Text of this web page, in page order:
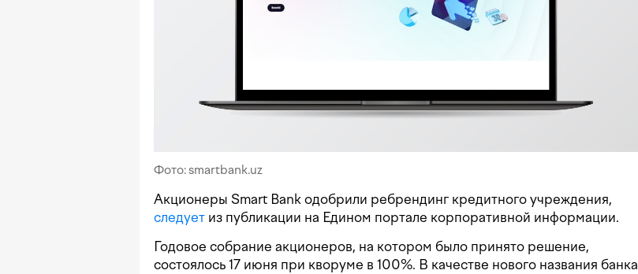
Фото: smartbank.uz
Акционеры Smart Bank одобрили ребрендинг кредитного учреждения,
следует из публикации на Едином портале корпоративной информации.
Годовое собрание акционеров, на котором было принято решение,
состоялось 17 июня при кворуме в 100%. В качестве нового названия банка